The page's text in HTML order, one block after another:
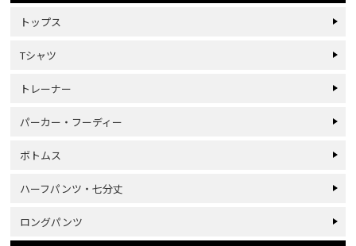
トップス
Tシャツ
トレーナー
パーカー・フーディー
ボトムス
ハーフパンツ・七分丈
ロングパンツ